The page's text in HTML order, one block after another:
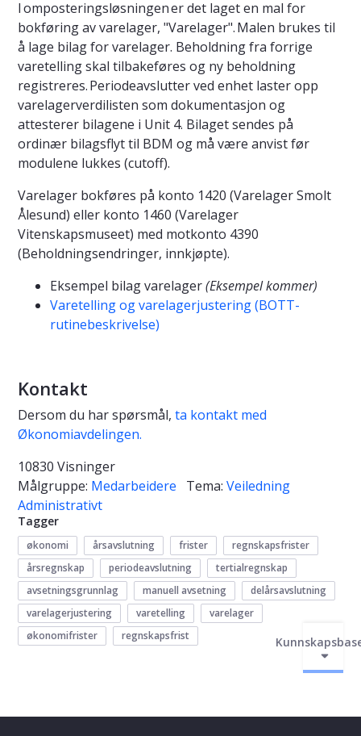
I omposteringsløsningen er det laget en mal for
bokføring av varelager, "Varelager". Malen brukes til
å lage bilag for varelager. Beholdning fra forrige
varetelling skal tilbakeføres og ny beholdning
registreres. Periodeavslutter ved enhet laster opp
varelagerverdilisten som dokumentasjon og
attesterer bilagene i Unit 4. Bilaget sendes på
ordinær bilagsflyt til BDM og må være anvist før
modulene lukkes (cutoff).
Varelager bokføres på konto 1420 (Varelager Smolt
Ålesund) eller konto 1460 (Varelager
Vitenskapsmuseet) med motkonto 4390
(Beholdningsendringer, innkjøpte).
Eksempel bilag varelager(Eksempel kommer)
Varetelling og varelagerjustering (BOTT-
rutinebeskrivelse)
Kontakt
Dersom du har spørsmål, ta kontakt med
Økonomiavdelingen.
10830 Visninger
Målgruppe: Medarbeidere Tema: Veiledning
Administrativt
Tagger
økonomi årsavslutning frister
regnskapsfrister
årsregnskap
periodeavslutning
tertialregnskap
avsetningsgrunnlag
manuell avsetning
delårsavslutning
varelagerjustering
varetelling
varelager
økonomifrister
regnskapsfrist